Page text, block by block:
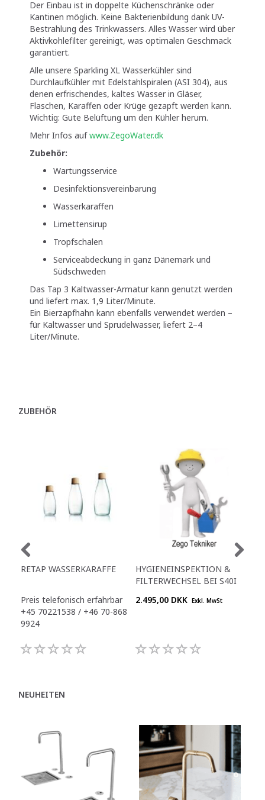
Der Einbau ist in doppelte Küchenschränke oder
Kantinen möglich. Keine Bakterienbildung dank UV-
Bestrahlung des Trinkwassers. Alles Wasser wird über
Aktivkohlefilter gereinigt, was optimalen Geschmack
garantiert.
Alle unsere Sparkling XL Wasserkühler sind
Durchlaufkühler mit Edelstahlspiralen (ASI 304), aus
denen erfrischendes, kaltes Wasser in Gläser,
Flaschen, Karaffen oder Krüge gezapft werden kann.
Wichtig: Gute Belüftung um den Kühler herum.
Mehr Infos aufwww.ZegoWater.dk
Zubehör:
Wartungsservice
Desinfektionsvereinbarung
Wasserkaraffen
Limettensirup
Tropfschalen
Serviceabdeckung in ganz Dänemark und
Südschweden
Das Tap 3 Kaltwasser-Armatur kann genutzt werden
und liefert max. 1,9 Liter/Minute.
Ein Bierzapfhahn kann ebenfalls verwendet werden –
für Kaltwasser und Sprudelwasser, liefert 2–4
Liter/Minute.
ZUBEHÖR
RETAP WASSERKARAFFE
Preis telefonisch erfahrbar
+45 70221538 / +46 70-868
9924
HYGIENEINSPEKTION &
FILTERWECHSEL BEI S40I
2.495,00 DKK Exkl. MwSt
NEUHEITEN